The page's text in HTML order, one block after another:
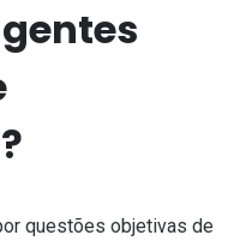
questões objetivas de